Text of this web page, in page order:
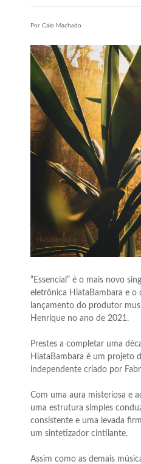
Por Caio Machado
“Essencial” é o mais novo
eletrônica HiataBambara e o
lançamento do produtor
Henrique no ano de 2021.
Prestes a completar uma
HiataBambara é um projeto
independente criado por
Com uma aura misteriosa e
uma estrutura simples
consistente e uma levada
um sintetizador cintilante.
Assim como as demais